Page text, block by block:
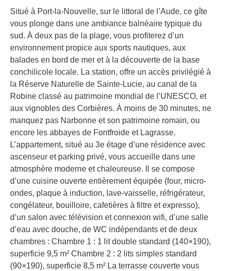
Situé à Port-la-Nouvelle, sur le littoral de l’Aude, ce gîte
vous plonge dans une ambiance balnéaire typique du
sud. À deux pas de la plage, vous profiterez d’un
environnement propice aux sports nautiques, aux
balades en bord de mer et à la découverte de la base
conchilicole locale. La station, offre un accès privilégié à
la Réserve Naturelle de Sainte-Lucie, au canal de la
Robine classé au patrimoine mondial de l’UNESCO, et
aux vignobles des Corbières. À moins de 30 minutes, ne
manquez pas Narbonne et son patrimoine romain, ou
encore les abbayes de Fontfroide et Lagrasse.
L’appartement, situé au 3e étage d’une résidence avec
ascenseur et parking privé, vous accueille dans une
atmosphère moderne et chaleureuse. Il se compose
d’une cuisine ouverte entièrement équipée (four, micro-
ondes, plaque à induction, lave-vaisselle, réfrigérateur,
congélateur, bouilloire, cafetières à filtre et expresso),
d’un salon avec télévision et connexion wifi, d’une salle
d’eau avec douche, de WC indépendants et de deux
chambres : Chambre 1 : 1 lit double standard (140×190),
superficie 9,5 m² Chambre 2 : 2 lits simples standard
(90×190), superficie 8,5 m² La terrasse couverte vous